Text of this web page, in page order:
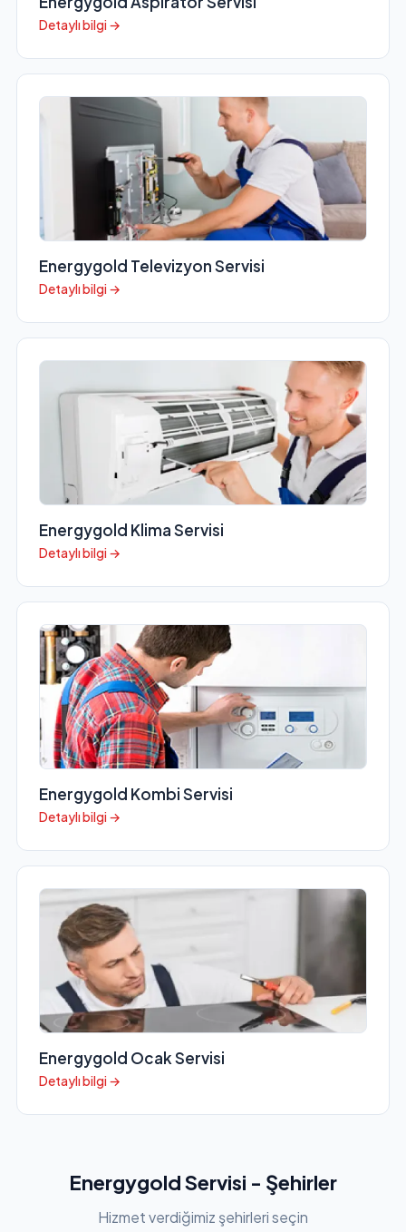
Detaylı bilgi →
Energygold Televizyon Servisi
Detaylı bilgi →
Energygold Klima Servisi
Detaylı bilgi →
Energygold Kombi Servisi
Detaylı bilgi →
Energygold Ocak Servisi
Detaylı bilgi →
Energygold Servisi - Şehirler
Hizmet verdiğimiz şehirleri seçin